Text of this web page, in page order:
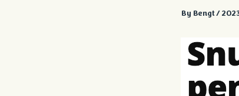
By Bengt/